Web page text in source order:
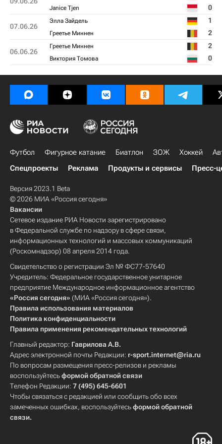
Janice Tjen 0
07.06.26
Элла Зайдель 1
Греетье Миннен 2
06.06.26
Греетье Миннен 2
Виктория Томова 0
Футбол Фигурное катание Биатлон ЗОЖ Хоккей
Спецпроекты
Реклама Продукты и сервисы Пресс-
Версия 2023.1 Beta
© 2026 МИА «Россия сегодня»
Вакансии
Сетевое издание РИА Новости зарегистрировано
в Федеральной службе по надзору в сфере связи,
информационных технологий и массовых коммуникаций
(Роскомнадзор) 08 апреля 2014 года.
Свидетельство о регистрации Эл № ФС77-57640
Учредитель: Федеральное государственное унитарное
предприятие Международное информационное агентство
«Россия сегодня» (МИА «Россия сегодня»).
Правила использования материалов
Политика конфиденциальности
Правила применения рекомендательных технологий
Главный редактор: Гаврилова А.В.
Адрес электронной почты Редакции: r-sport.internet@ria.ru
По вопросам размещения пресс-релизов и рекламы
воспользуйтесьформой обратной связи
Телефон Редакции: 7 (495) 645-6601
Чтобы связаться с редакцией или сообщить обо всех
замеченных ошибках, воспользуйтесьформой обратной
связи.